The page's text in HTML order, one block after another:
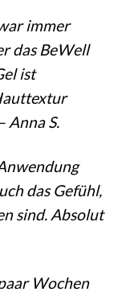
immer
das BeWell
ist
Anna S.
das Gefühl,
sind. Absolut
Wochen